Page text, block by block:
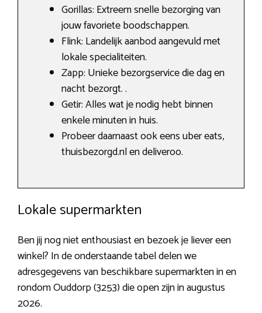
Gorillas: Extreem snelle bezorging van
jouw favoriete boodschappen.
Flink: Landelijk aanbod aangevuld met
lokale specialiteiten.
Zapp: Unieke bezorgservice die dag en
nacht bezorgt. .
Getir: Alles wat je nodig hebt binnen
enkele minuten in huis.
Probeer daarnaast ook eens uber eats,
thuisbezorgd.nl en deliveroo.
Lokale supermarkten
Ben jij nog niet enthousiast en bezoek je liever een
winkel? In de onderstaande tabel delen we
adresgegevens van beschikbare supermarkten in en
rondom Ouddorp (3253) die open zijn in augustus
2026.